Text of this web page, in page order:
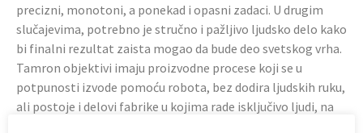
precizni, monotoni, a ponekad i opasni zadaci. U drugim
slučajevima, potrebno je stručno i pažljivo ljudsko delo kako
bi finalni rezultat zaista mogao da bude deo svetskog vrha.
Tamron objektivi imaju proizvodne procese koji se u
potpunosti izvode pomoću robota, bez dodira ljudskih ruku,
ali postoje i delovi fabrike u kojima rade isključivo ljudi, na